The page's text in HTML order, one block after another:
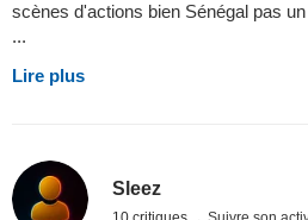
scènes d'actions bien Sénégal pas
...
Lire plus
Sleez